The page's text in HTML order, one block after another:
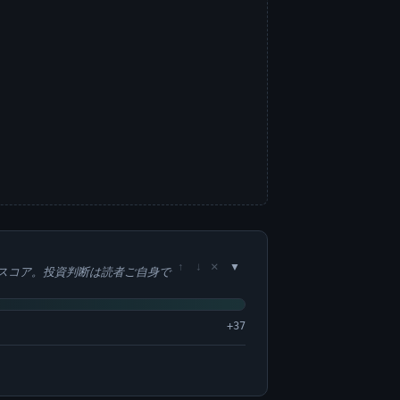
コア。投資判断は読者ご自身で ↑ ↓ ×
+37